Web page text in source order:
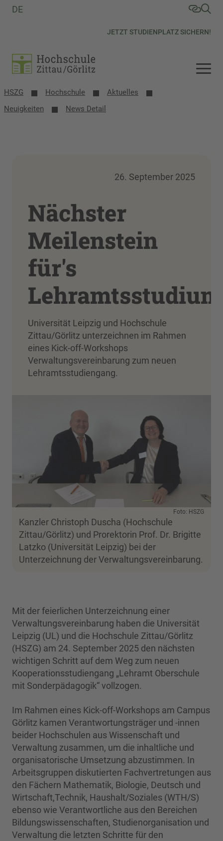
JETZT STUDIENPLATZ SICHERN!
DE
HSZG Hochschule
Aktuelles
Neuigkeiten
News Detail
26. September 2025
Nächster
Meilenstein
für's
Lehramtsstudium
Universität Leipzig und Hochschule
Zittau/Görlitz unterzeichnen im Rahmen
eines Kick-off-Workshops
Verwaltungsvereinbarung zum neuen
Lehramtsstudiengang.
Foto: HSZG
Kanzler Christoph Duscha (Hochschule
Zittau/Görlitz) und Prorektorin Prof. Dr. Brigitte
Latzko (Universität Leipzig) bei der
Unterzeichnung der Verwaltungsvereinbarung.
Mit der feierlichen Unterzeichnung einer
Verwaltungsvereinbarung haben die Universität
Leipzig (UL) und die Hochschule Zittau/Görlitz
(HSZG) am 24. September 2025 den nächsten
wichtigen Schritt auf dem Weg zum neuen
Kooperationsstudiengang „Lehramt Oberschule
mit Sonderpädagogik“ vollzogen.
Im Rahmen eines Kick-off-Workshops am Campus
Görlitz kamen Verantwortungsträger und -innen
beider Hochschulen aus Wissenschaft und
Verwaltung zusammen, um die inhaltliche und
organisatorische Umsetzung abzustimmen. In
Arbeitsgruppen diskutierten Fachvertretungen aus
den Fächern Mathematik, Biologie, Deutsch und
Wirtschaft,Technik, Haushalt/Soziales (WTH/S)
ebenso wie Verantwortliche aus den Bereichen
Bildungswissenschaften, Studienorganisation und
Verwaltung die letzten Schritte für den